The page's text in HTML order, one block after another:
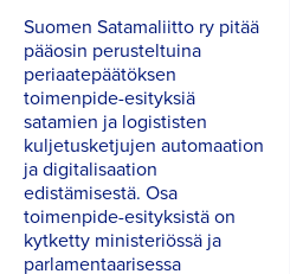
Suomen Satamaliitto ry pitää
pääosin perusteltuina
periaatepäätöksen
toimenpide-esityksiä
satamien ja logististen
kuljetusketjujen automaation
ja digitalisaation
edistämisestä. Osa
toimenpide-esityksistä on
kytketty ministeriössä ja
parlamentaarisessa